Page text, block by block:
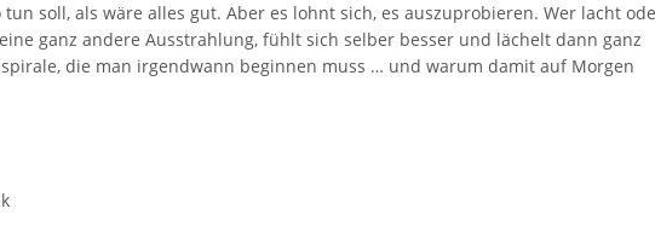
soll, als wäre alles gut. Aber es lohnt sich, es auszuprobieren. Wer lacht
ganz andere Ausstrahlung, fühlt sich selber besser und lächelt dann ganz
die man irgendwann beginnen muss … und warum damit auf Morgen